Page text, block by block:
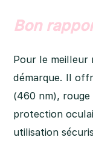
Bon
Pour le meilleur
démarque. Il
(460 nm),
protection
utilisation